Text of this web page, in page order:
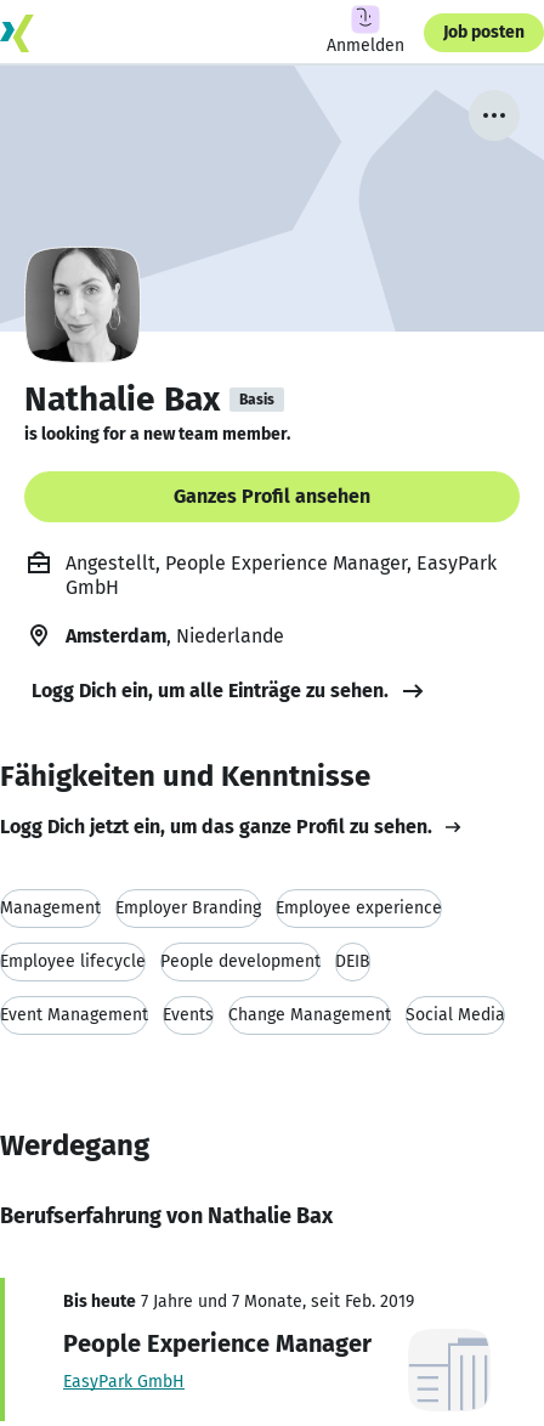
Anmelden
Job posten
Nathalie Bax Basis
is looking for a new team member.
Ganzes Profil ansehen
Angestellt, People Experience Manager, EasyPark
GmbH
Amsterdam, Niederlande
Logg Dich ein, um alle Einträge zu sehen.
Fähigkeiten und Kenntnisse
Logg Dich jetzt ein, um das ganze Profil zu sehen.
Management Employer Branding Employee experience
Employee lifecycle People development DEIB
Event Management Events Change Management Social Media
Werdegang
Berufserfahrung von Nathalie Bax
Bis heute 7 Jahre und 7 Monate, seit Feb. 2019
People Experience Manager
EasyPark GmbH